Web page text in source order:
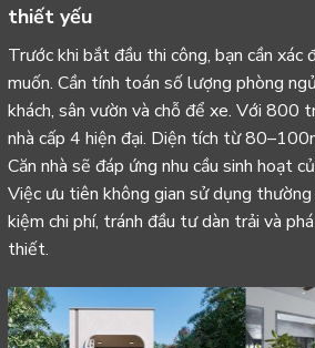
thiết yếu
Trước khi bắt đầu thi công, bạn cần xác
muốn. Cần tính toán số lượng phòng
khách, sân vườn và chỗ để xe. Với 800
nhà cấp 4 hiện đại. Diện tích từ
Căn nhà sẽ đáp ứng nhu cầu sinh hoạt
Việc ưu tiên không gian sử dụng
kiệm chi phí, tránh đầu tư dàn trải và
thiết.